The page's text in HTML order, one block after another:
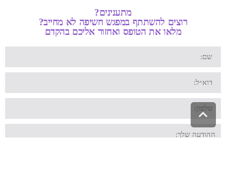
מתענינים?
רוצים להשתתף במפגש חשיפה לא מחייב?
מלאו את הטופס ואחזור אליכם בהקדם
גלילה
לראש
העמוד